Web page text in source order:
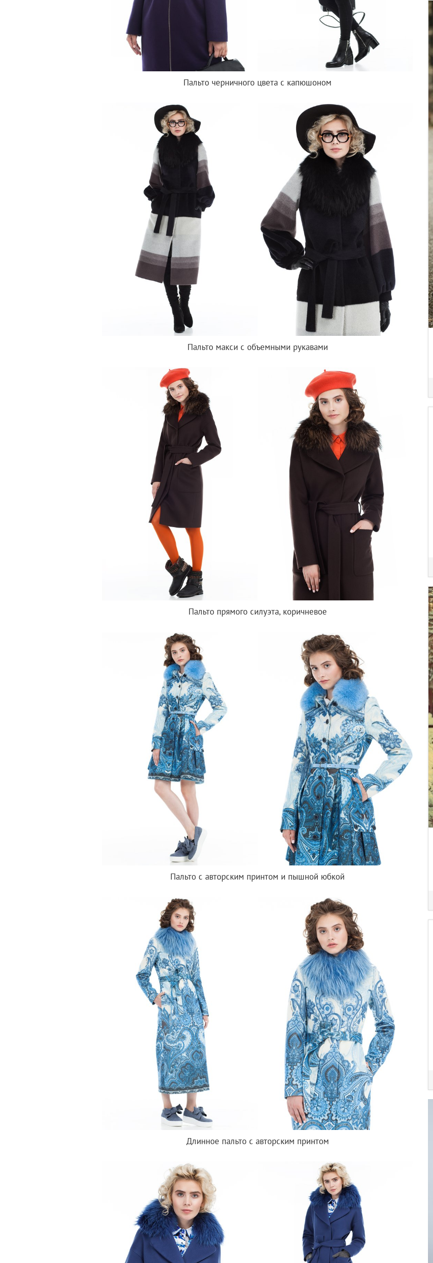
Пальто черничного цвета с капюшоном
Пальто макси с объемными рукавами
Пальто прямого силуэта, коричневое
Пальто с авторским принтом и пышной юбкой
Длинное пальто с авторским принтом